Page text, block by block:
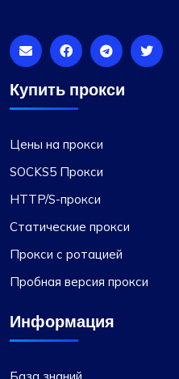
Купить прокси
Цены на прокси
SOCKS5 Прокси
HTTP/S-прокси
Статические прокси
Прокси с ротацией
Пробная версия прокси
Информация